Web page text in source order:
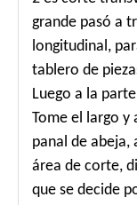
grande pasó a
longitudinal,
tablero de
Luego a la
Tome el largo y
panal de
área de corte,
que se decide